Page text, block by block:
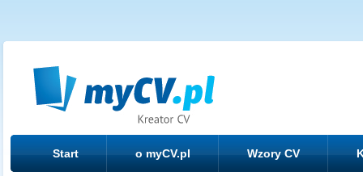
Start o myCV.pl Wzory CV